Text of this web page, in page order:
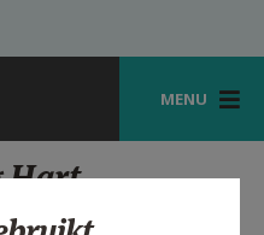
MENU
Hart